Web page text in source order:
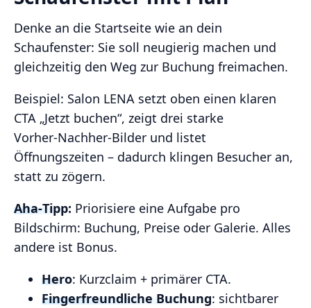
Denke an die Startseite wie an dein
Schaufenster: Sie soll neugierig machen und
gleichzeitig den Weg zur Buchung freimachen.
Beispiel: Salon LENA setzt oben einen klaren
CTA „Jetzt buchen“, zeigt drei starke
Vorher‑Nachher‑Bilder und listet
Öffnungszeiten – dadurch klingen Besucher an,
statt zu zögern.
Aha‑Tipp: Priorisiere eine Aufgabe pro
Bildschirm: Buchung, Preise oder Galerie. Alles
andere ist Bonus.
Hero: Kurzclaim + primärer CTA.
Fingerfreundliche Buchung: sichtbarer